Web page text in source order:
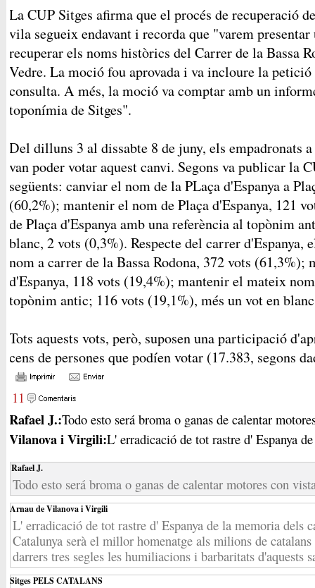
La CUP Sitges afirma que el procés de recuperació
vila segueix endavant i recorda que "varem
recuperar els noms històrics del Carrer de la Bassa
Vedre. La moció fou aprovada i va incloure la
consulta. A més, la moció va comptar amb un
toponímia de Sitges".
Del dilluns 3 al dissabte 8 de juny, els empadronats
van poder votar aquest canvi. Segons va publicar la
següents: canviar el nom de la PLaça d'Espanya a
(60,2%); mantenir el nom de Plaça d'Espanya, 121
de Plaça d'Espanya amb una referència al topònim
blanc, 2 vots (0,3%). Respecte del carrer d'Espanya,
nom a carrer de la Bassa Rodona, 372 vots
d'Espanya, 118 vots (19,4%); mantenir el mateix
topònim antic; 116 vots (19,1%), més un vot en
Tots aquests vots, però, suposen una participació
cens de persones que podíen votar (17.383, segons
11
Rafael J.:Todo esto será broma o ganas de calentar
Vilanova i Virgili:L' erradicació de tot rastre d' Espanya
Rafael J.
Todo esto será broma o ganas de calentar motores con
Arnau de Vilanova i Virgili
L' erradicació de tot rastre d' Espanya de la memoria dels
Catalunya serà el millor homenatge als milions de
darrers tres segles les humiliacions i barbaritats d'aquests
Sitges PELS CATALANS